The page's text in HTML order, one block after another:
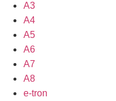
A3
A4
A5
A6
A7
A8
e-tron